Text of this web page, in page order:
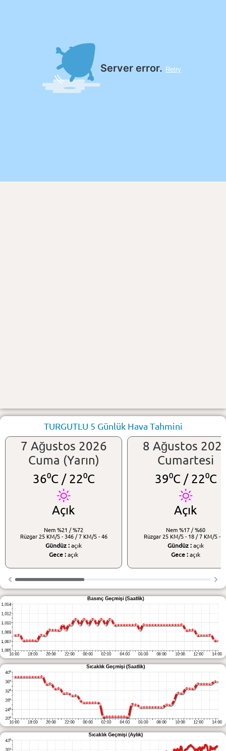
TURGUTLU 5 Günlük Hava Tahmini
7 Ağustos 2026
Cuma (Yarın)
36⁰C /22⁰C
Açık
Nem %21 / %72
Rüzgar 25 KM/S - 346 / 7 KM/S - 46
Gündüz : açık
Gece : açık
8 Ağustos
Cumartesi
39⁰C /22⁰C
Açık
Nem %17 / %60
Rüzgar 25 KM/S - 18 / 7 KM/S -
Gündüz : açık
Gece : açık